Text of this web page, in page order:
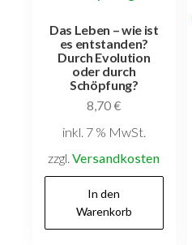
Das Leben – wie ist
es entstanden?
Durch Evolution
oder durch
Schöpfung?
8,70€
inkl. 7 % MwSt.
zzgl.Versandkosten
In den
Warenkorb